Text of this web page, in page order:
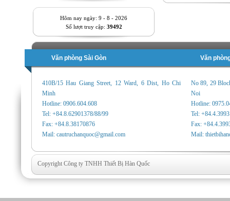
Hôm nay ngày: 9 - 8 - 2026
Số lượt truy cập: 39492
Văn phòng Sài Gòn Văn
410B/15 Hau Giang Street, 12 Ward, 6 Dist, Ho Chi
Minh
Hotline: 0906.604.608
Tel: +84.8.62901378/88/99
Fax: +84.8.38170876
Mail: cautruchanquoc@gmail.com
No 89, 29
Noi
Hotline:
Tel:
Fax:
Mail:
Copyright Công ty TNHH Thiết Bị Hàn Quốc